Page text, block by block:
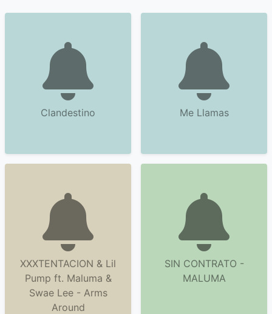
Clandestino Me Llamas
XXXTENTACION & Lil
Pump ft. Maluma &
Swae Lee - Arms
Around
SIN CONTRATO -
MALUMA